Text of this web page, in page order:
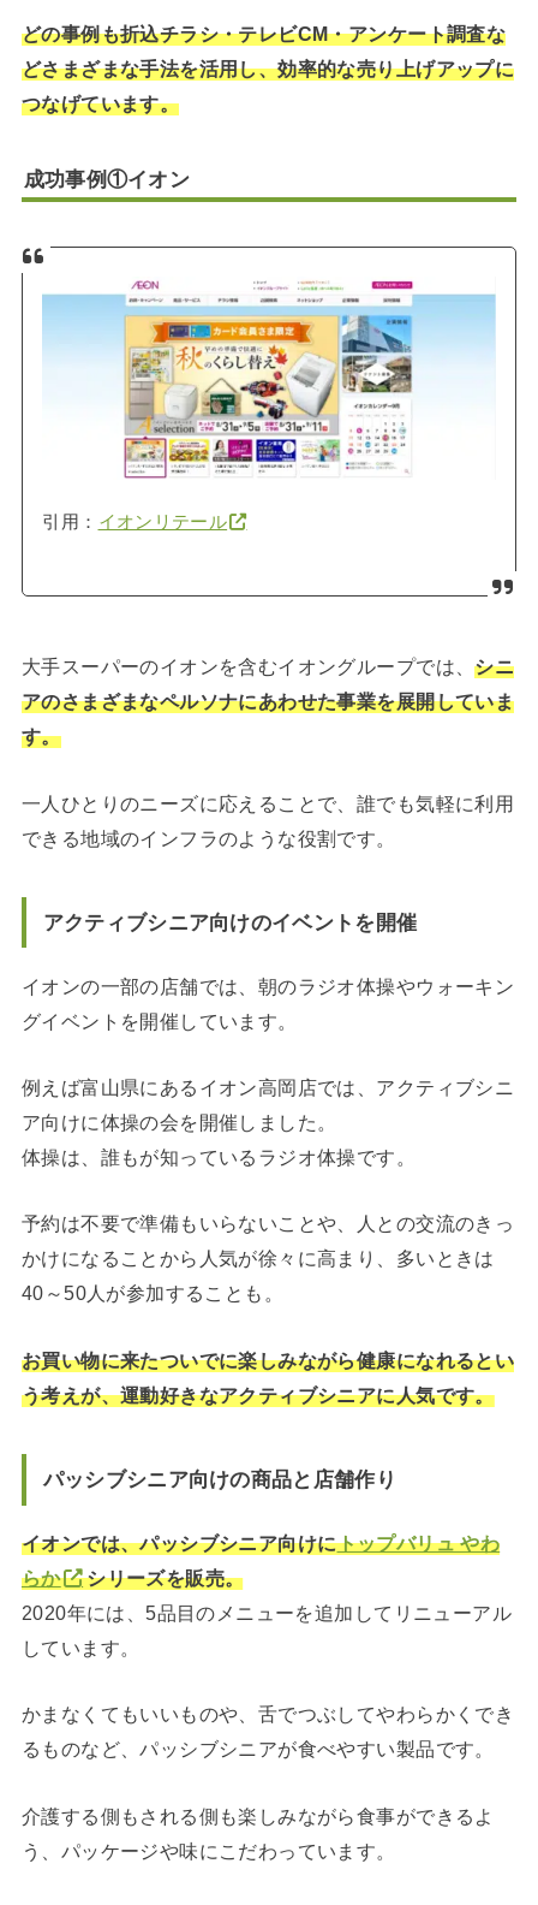
どの事例も折込チラシ・テレビCM・アンケート調査な
どさまざまな手法を活用し、効率的な売り上げアップに
つなげています。
成功事例①イオン
引用： イオンリテール
大手スーパーのイオンを含むイオングループでは、シニ
アのさまざまなペルソナにあわせた事業を展開していま
す。
一人ひとりのニーズに応えることで、誰でも気軽に利用
できる地域のインフラのような役割です。
アクティブシニア向けのイベントを開催
イオンの一部の店舗では、朝のラジオ体操やウォーキン
グイベントを開催しています。
例えば富山県にあるイオン高岡店では、アクティブシニ
ア向けに体操の会を開催しました。
体操は、誰もが知っているラジオ体操です。
予約は不要で準備もいらないことや、人との交流のきっ
かけになることから人気が徐々に高まり、多いときは
40～50人が参加することも。
お買い物に来たついでに楽しみながら健康になれるとい
う考えが、運動好きなアクティブシニアに人気です。
パッシブシニア向けの商品と店舗作り
イオンでは、パッシブシニア向けにトップバリュ やわ
らか
シリーズを販売。
2020年には、5品目のメニューを追加してリニューアル
しています。
かまなくてもいいものや、舌でつぶしてやわらかくでき
るものなど、パッシブシニアが食べやすい製品です。
介護する側もされる側も楽しみながら食事ができるよ
う、パッケージや味にこだわっています。